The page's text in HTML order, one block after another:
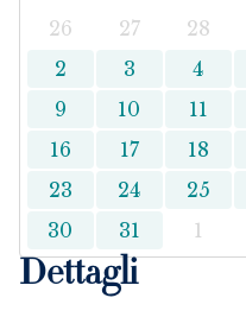
26 27 28
2
3 4
9
10 11
16
17 18
23
24 25
30
31 1
Dettagli